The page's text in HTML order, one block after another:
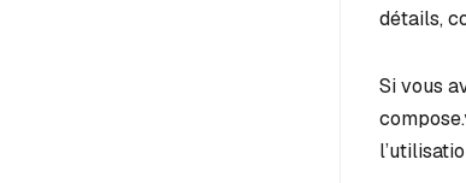
détails,
Si vous